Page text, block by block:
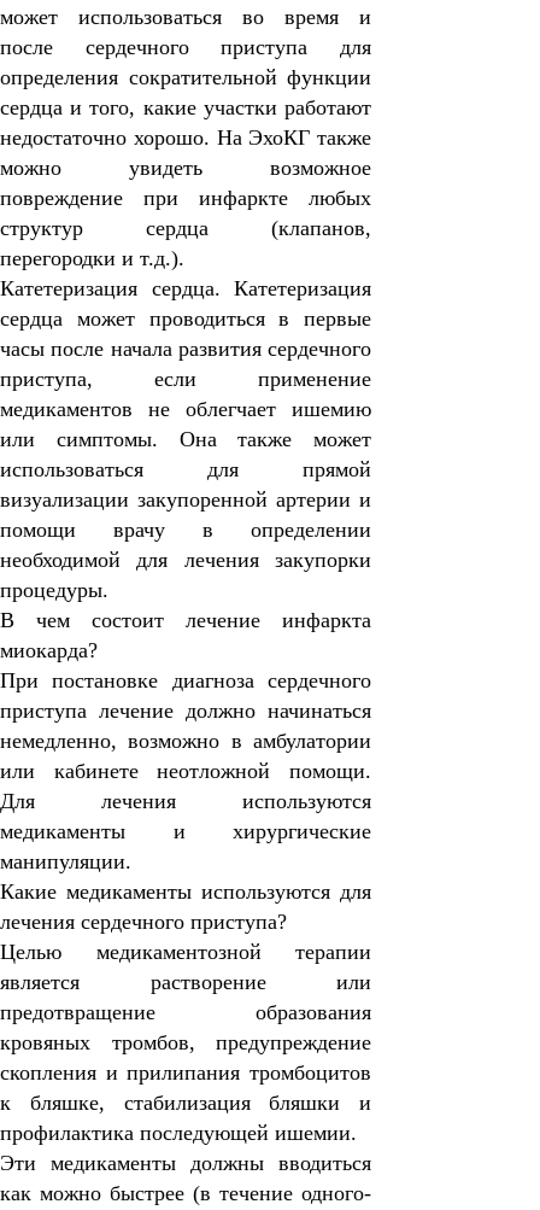
может использоваться во время и
после сердечного приступа для
определения сократительной функции
сердца и того, какие участки работают
недостаточно хорошо. На ЭхоКГ также
можно увидеть возможное
повреждение при инфаркте любых
структур сердца (клапанов,
перегородки и т.д.).
Катетеризация сердца. Катетеризация
сердца может проводиться в первые
часы после начала развития сердечного
приступа, если применение
медикаментов не облегчает ишемию
или симптомы. Она также может
использоваться для прямой
визуализации закупоренной артерии и
помощи врачу в определении
необходимой для лечения закупорки
процедуры.
В чем состоит лечение инфаркта
миокарда?
При постановке диагноза сердечного
приступа лечение должно начинаться
немедленно, возможно в амбулатории
или кабинете неотложной помощи.
Для лечения используются
медикаменты и хирургические
манипуляции.
Какие медикаменты используются для
лечения сердечного приступа?
Целью медикаментозной терапии
является растворение или
предотвращение образования
кровяных тромбов, предупреждение
скопления и прилипания тромбоцитов
к бляшке, стабилизация бляшки и
профилактика последующей ишемии.
Эти медикаменты должны вводиться
как можно быстрее (в течение одного-